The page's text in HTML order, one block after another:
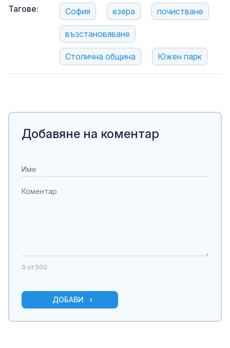
Тагове: София езера почистване
възстановяване
Столична община Южен парк
Добавяне на коментар
0 от 500
ДОБАВИ